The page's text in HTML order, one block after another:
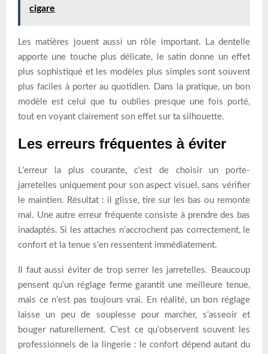
cigare
Les matières jouent aussi un rôle important. La dentelle
apporte une touche plus délicate, le satin donne un effet
plus sophistiqué et les modèles plus simples sont souvent
plus faciles à porter au quotidien. Dans la pratique, un bon
modèle est celui que tu oublies presque une fois porté,
tout en voyant clairement son effet sur ta silhouette.
Les erreurs fréquentes à éviter
L’erreur la plus courante, c’est de choisir un porte-
jarretelles uniquement pour son aspect visuel, sans vérifier
le maintien. Résultat : il glisse, tire sur les bas ou remonte
mal. Une autre erreur fréquente consiste à prendre des bas
inadaptés. Si les attaches n’accrochent pas correctement, le
confort et la tenue s’en ressentent immédiatement.
Il faut aussi éviter de trop serrer les jarretelles. Beaucoup
pensent qu’un réglage ferme garantit une meilleure tenue,
mais ce n’est pas toujours vrai. En réalité, un bon réglage
laisse un peu de souplesse pour marcher, s’asseoir et
bouger naturellement. C’est ce qu’observent souvent les
professionnels de la lingerie : le confort dépend autant du